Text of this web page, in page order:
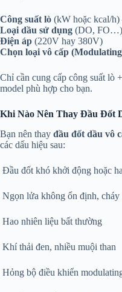
Công suất lò (kW hoặc kcal/h)
Loại dầu sử dụng (DO, FO…)
Điện áp (220V hay 380V)
Chọn loại vô cấp
Chỉ cần cung cấp công suất lò
model phù hợp cho bạn.
Khi Nào Nên Thay Đầu Đốt
Bạn nên thay đầu đốt dầu vô
các dấu hiệu sau:
Đầu đốt khó khởi động hoặc
Ngọn lửa không ổn định, cháy
Hao nhiên liệu bất thường
Khí thải đen, nhiều muội than
Hỏng bộ điều khiển